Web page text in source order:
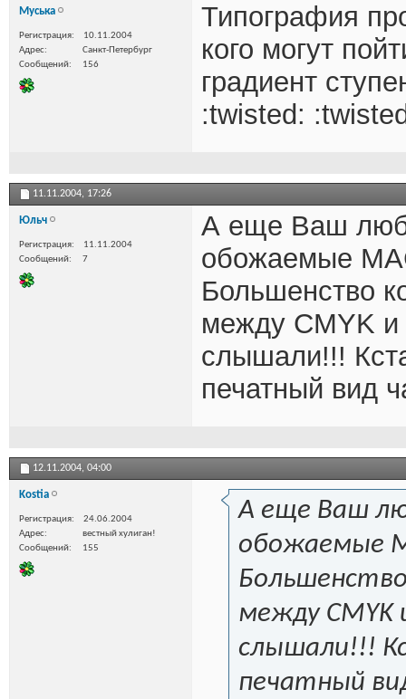
Муська
Регистрация
10.11.2004
Адрес
Санкт-Петербург
Сообщений
156
Типография
кого могут
градиент
:twisted:
11.11.2004, 17:26
Юльч
Регистрация
11.11.2004
Сообщений
7
А еще Ваш
обожаемые
Большенство
между CMYK
слышали!!!
печатный вид
12.11.2004, 04:00
Kostia
Регистрация
24.06.2004
Адрес
вестный хулиган!
Сообщений
155
А еще Ваш
обожаемые
между CMYK
слышали!!!
печатный